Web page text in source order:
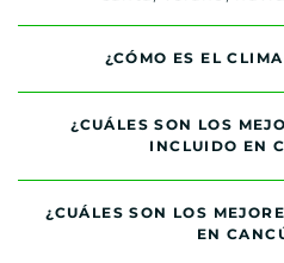
¿CÓMO ES EL
¿CUÁLES SON LOS
INCLUIDO EN
¿CUÁLES SON LOS
EN